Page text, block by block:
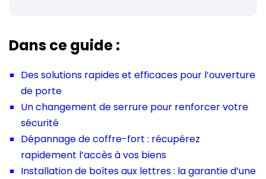
Dans ce guide :
Des solutions rapides et efficaces pour l’ouverture
de porte
Un changement de serrure pour renforcer votre
sécurité
Dépannage de coffre-fort : récupérez
rapidement l’accès à vos biens
Installation de boîtes aux lettres : la garantie d’une